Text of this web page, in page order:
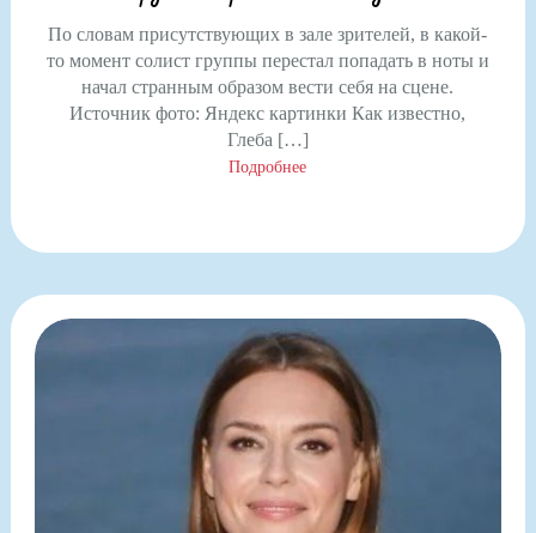
По словам присутствующих в зале зрителей, в какой-
то момент солист группы перестал попадать в ноты и
начал странным образом вести себя на сцене.
Источник фото: Яндекс картинки Как известно,
Глеба […]
Подробнее